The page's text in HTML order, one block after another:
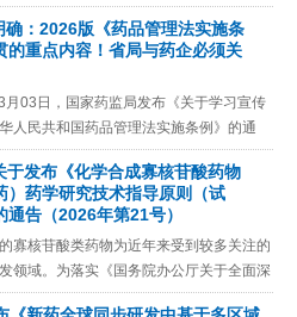
号）精神，为切实做好优化境外生产药
审评审批程序试点
确：2026版《药品管理法实施条
的重点内容！省局与药企必须关
月03日，国家药监局发布《关于学习宣传
人民共和国药品管理法实施条例》的通
各单位做好新修订《条例》的学习宣传贯
入学习领
于发布《化学合成寡核苷酸药物
）药学研究技术指导原则（试
通告（2026年第21号）
寡核苷酸类药物为近年来受到较多关注的
领域。为落实《国务院办公厅关于全面深
器械监管改革促进医药产业高质量发展的